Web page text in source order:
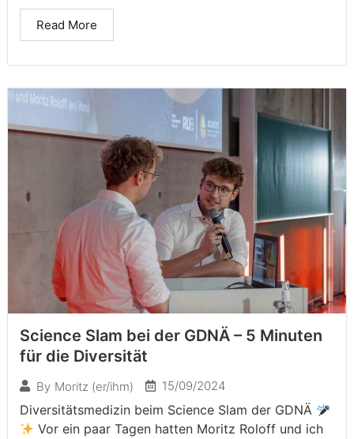
Read More
Science Slam bei der GDNÄ – 5 Minuten
für die Diversität
By Moritz (er/ihm) 15/09/2024
Diversitätsmedizin beim Science Slam der GDNÄ
Vor ein paar Tagen hatten Moritz Roloff und ich